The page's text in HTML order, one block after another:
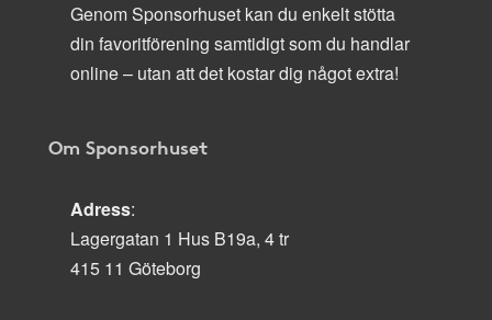
Genom Sponsorhuset kan du enkelt stötta
din favoritförening samtidigt som du handlar
online – utan att det kostar dig något extra!
Om Sponsorhuset
Adress:
Lagergatan 1 Hus B19a, 4 tr
415 11 Göteborg